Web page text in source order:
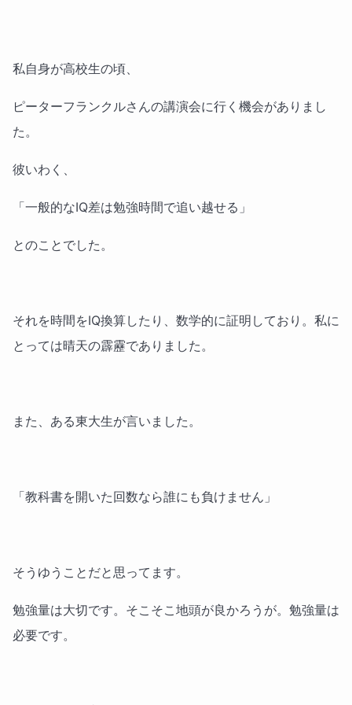
私自身が高校生の頃、
ピーターフランクルさんの講演会に行く機会がありまし
た。
彼いわく、
「一般的なIQ差は勉強時間で追い越せる」
とのことでした。
それを時間をIQ換算したり、数学的に証明しており。私に
とっては晴天の霹靂でありました。
また、ある東大生が言いました。
「教科書を開いた回数なら誰にも負けません」
そうゆうことだと思ってます。
勉強量は大切です。そこそこ地頭が良かろうが。勉強量は
必要です。